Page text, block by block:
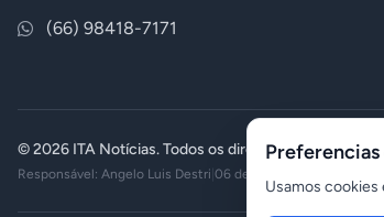
(66) 98418-7171
© 2026 ITA Notícias. Todos os direitos reservados.
Responsável: Angelo Luis Destri 06 de agosto de 2026 - 23:17
Usamos cookies